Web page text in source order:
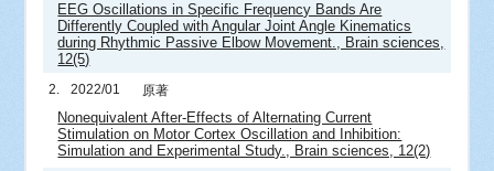
EEG Oscillations in Specific Frequency Bands Are
Differently Coupled with Angular Joint Angle Kinematics
during Rhythmic Passive Elbow Movement., Brain sciences,
12(5)
2. 2022/01 原著
Nonequivalent After-Effects of Alternating Current
Stimulation on Motor Cortex Oscillation and Inhibition:
Simulation and Experimental Study., Brain sciences, 12(2)